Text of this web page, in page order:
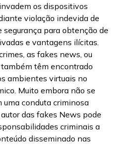
os dispositivos
violação indevida de
segurança para obtenção de
e vantagens ilícitas.
as fakes news, ou
têm encontrado
ambientes virtuais no
Muito embora não se
uma conduta criminosa
das fakes News pode
criminais a
disseminado nas